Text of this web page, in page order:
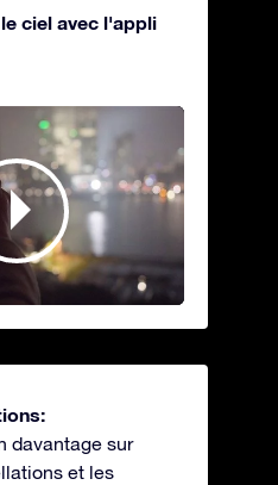
ciel avec l'appli
davantage sur
et les